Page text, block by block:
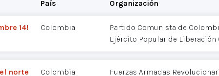
País Organización
14! Colombia
Partido Comunista de
Ejército Popular de Liberación
norte Colombia Fuerzas Armadas